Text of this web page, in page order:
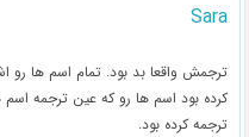
Sara
ترجمش واقعا بد بود. تمام اسم ها رو
کرده بود اسم ها رو که عین ترجمه
ترجمه کرده بود.